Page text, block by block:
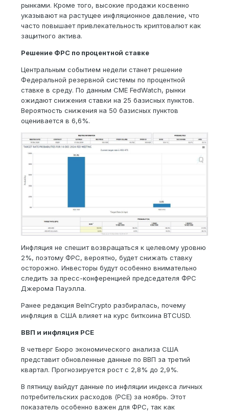
рынками. Кроме того, высокие продажи косвенно
указывают на растущее инфляционное давление, что
часто повышает привлекательность криптовалют как
защитного актива.
Решение ФРС по процентной ставке
Центральным событием недели станет решение
Федеральной резервной системы по процентной
ставке в среду. По данным CME FedWatch, рынки
ожидают снижения ставки на 25 базисных пунктов.
Вероятность снижения на 50 базисных пунктов
оценивается в 6,6%.
Инфляция не спешит возвращаться к целевому уровню
2%, поэтому ФРС, вероятно, будет снижать ставку
осторожно. Инвесторы будут особенно внимательно
следить за пресс-конференцией председателя ФРС
Джерома Пауэлла.
Ранее редакция BeInCrypto разбиралась, почему
инфляция в США влияет на курс биткоина BTCUSD.
ВВП и инфляция PCE
В четверг Бюро экономического анализа США
представит обновленные данные по ВВП за третий
квартал. Прогнозируется рост с 2,8% до 2,9%.
В пятницу выйдут данные по инфляции индекса личных
потребительских расходов (PCE) за ноябрь. Этот
показатель особенно важен для ФРС, так как